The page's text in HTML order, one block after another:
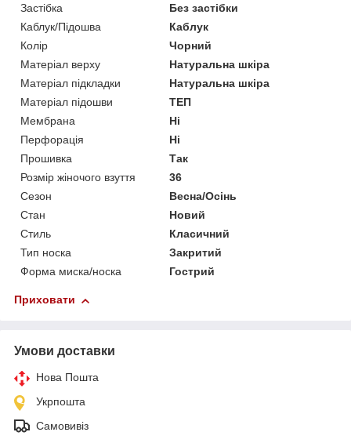
Застібка
Без застібки
Каблук/Підошва
Каблук
Колір
Чорний
Матеріал верху
Натуральна шкіра
Матеріал підкладки
Натуральна шкіра
Матеріал підошви
ТЕП
Мембрана
Ні
Перфорація
Ні
Прошивка
Так
Розмір жіночого взуття
36
Сезон
Весна/Осінь
Стан
Новий
Стиль
Класичний
Тип носка
Закритий
Форма миска/носка
Гострий
Приховати
Умови доставки
Нова Пошта
Укрпошта
Самовивіз